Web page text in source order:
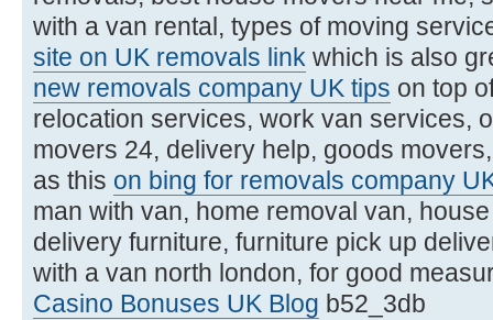
with a van rental, types of moving
site on UK removals link which is also
new removals company UK tips on top
relocation services, work van services,
movers 24, delivery help, goods
as this on bing for removals company
man with van, home removal van,
delivery furniture, furniture pick up
with a van north london, for good
Casino Bonuses UK Blog b52_3db